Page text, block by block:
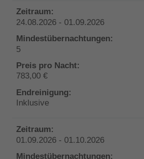
24.08.2026 - 01.09.2026
5
783,00 €
Inklusive
01.09.2026 - 01.10.2026